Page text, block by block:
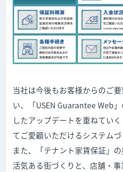
当社は今後もお客様からのご
い、「USEN Guarantee Web
したアップデートを重ねてい
てご愛顧いただけるシステムづ
また、「テナント家賃保証」
活気ある街づくりと、店舗・